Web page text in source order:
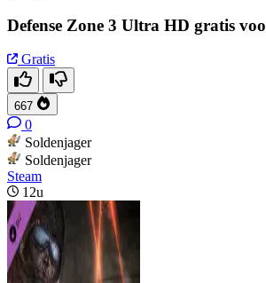
Defense Zone 3 Ultra HD gratis
Gratis
667
0
Soldenjager
Soldenjager
Steam
12u